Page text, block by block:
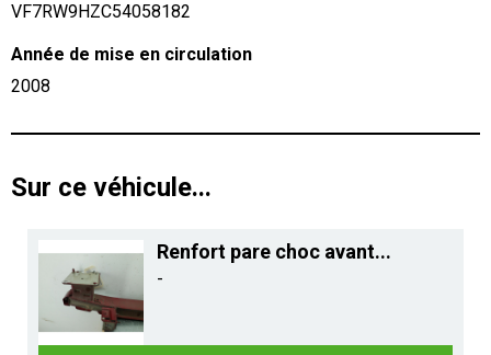
VF7RW9HZC54058182
Année de mise en circulation
2008
Sur ce véhicule...
Renfort pare choc avant...
-